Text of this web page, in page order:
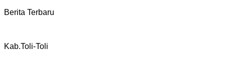
Berita Terbaru
Kab.Toli-Toli